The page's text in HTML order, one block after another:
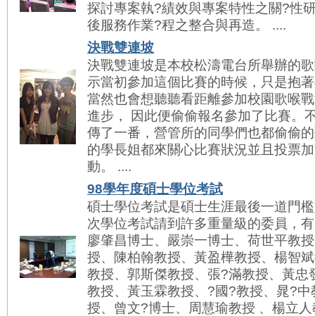
探討專案執?績效與專案特性之關?性
後服務作業?程之整合與再造。 ....
決戰雙連坡
決戰雙連坡是本校松濤電台所舉辦的
示當初參加這個比賽的時候，只是抱
當然也會想聽聽看距離參加校園歌喉
進步， 因此便偷偷報名參加了比賽。
傳了一番，營管所的同學們也都偷偷
的學長姐都來關心比賽狀況並且投票
動。 ....
98學年度碩士學位考試
碩士學位考試是碩士生涯最後一道門
次學位考試請到許多重量級的委員，
廖肇昌博士、嚴崇一博士、荷世平教
授、陳柏翰教授、黃盈樺教授、楊智
教授、郭斯傑教授、張?滿教授、黃
教授、黃玉霖教授、?國?教授、晁?
授、曾文?博士、周慧瑜教授 、楊立